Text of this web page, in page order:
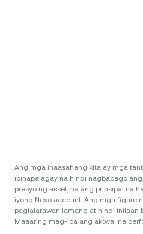
Ang mga inaasahang kita ay mga
ipinapalagay na hindi nagbabago
presyo ng asset, na ang prinsipal na
iyong Nexo account. Ang mga figure
paglalarawan lamang at hindi inilaan
Maaaring mag-iba ang aktwal na